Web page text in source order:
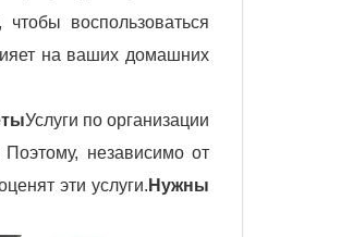
воспользоваться
на ваших домашних
Услуги по организации
независимо от
эти услуги. Нужны